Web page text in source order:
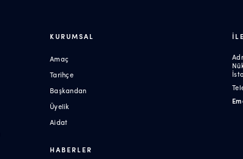
KURUMSAL
Amaç
Tarihçe
Başkandan
Üyelik
Aidat
HABERLER